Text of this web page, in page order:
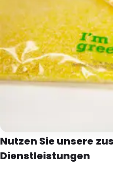
Nutzen Sie unsere
Dienstleistungen